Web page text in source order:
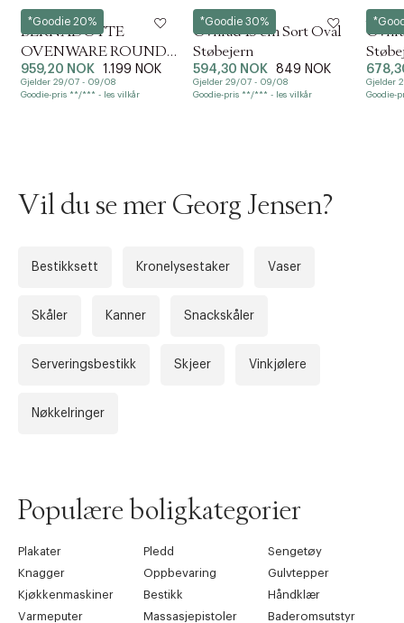
*Goodie 20%
Georg Jensen
BERNADOTTE
OVENWARE ROUND
PORCELAIN
959,20 NOK 1.199 NOK
Gjelder 29/07 - 09/08
Goodie-pris **/*** - les vilkår
*Goodie 30%
Staub
Ovnfad 15 cm Sort Oval
Støbejern
594,30 NOK 849 NOK
Gjelder 29/07 - 09/08
Goodie-pris **/*** - les vilkår
Staub
Gjelder
Goodie-
Vil du se mer Georg Jensen?
Bestikksett Kronelysestaker Vaser
Skåler Kanner Snackskåler
Serveringsbestikk Skjeer Vinkjølere
Nøkkelringer
Populære boligkategorier
Plakater Pledd
Sengetøy
Knagger
Oppbevaring
Gulvtepper
Kjøkkenmaskiner
Bestikk
Håndklær
Varmeputer
Massasjepistoler
Baderomsutstyr